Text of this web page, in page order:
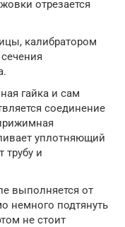
отрезается
калибратором
гайка и сам
соединение
уплотняющий
и
выполняется от
немного подтянуть
не стоит